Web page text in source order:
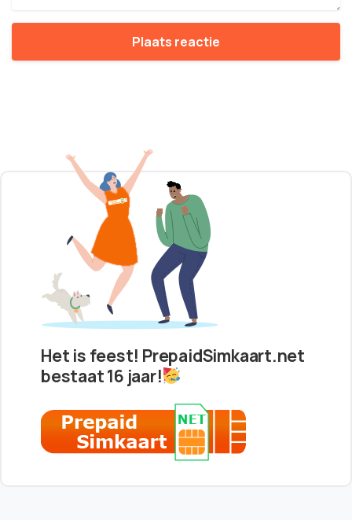
Het is feest! PrepaidSimkaart.net
bestaat 16 jaar!